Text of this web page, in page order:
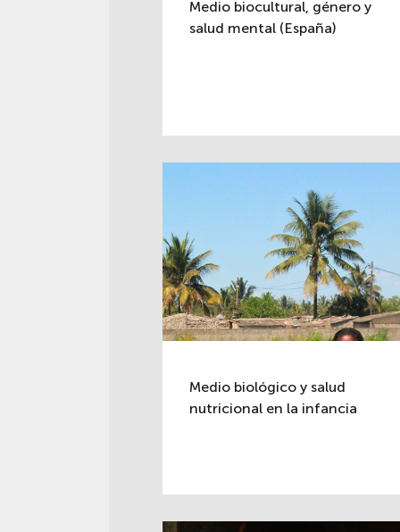
Medio biocultural, género y
salud mental (España)
Medio biológico y salud
nutricional en la infancia